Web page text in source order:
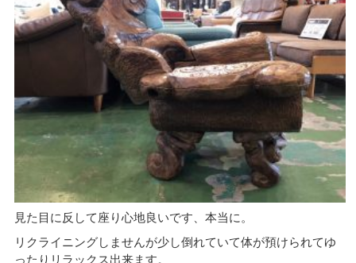
見た目に反して座り心地良いです、本当に。
リクライニングしませんが少し倒れていて体が預けられてゆ
ったりリラックス出来ます。